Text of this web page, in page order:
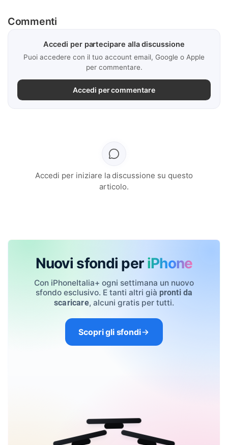
Commenti
Accedi per partecipare alla discussione
Puoi accedere con il tuo account email, Google o Apple
per commentare.
Accedi per commentare
Accedi per iniziare la discussione su questo
articolo.
Nuovi sfondi per iPhone
Con iPhoneItalia+ ogni settimana un nuovo
sfondo esclusivo. E tanti altri già pronti da
scaricare, alcuni gratis per tutti.
Scopri gli sfondi